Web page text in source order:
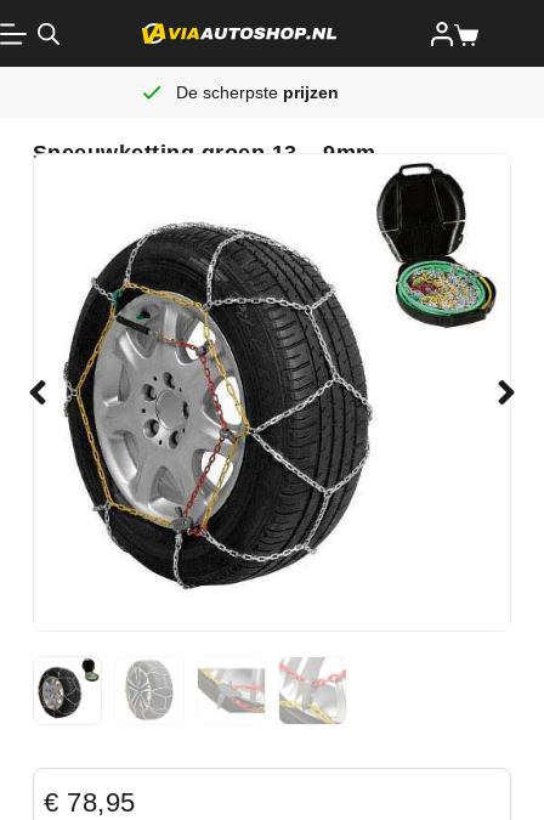
De scherpste prijzen
Sneeuwketting groep 13 – 9mm
€ 78,95